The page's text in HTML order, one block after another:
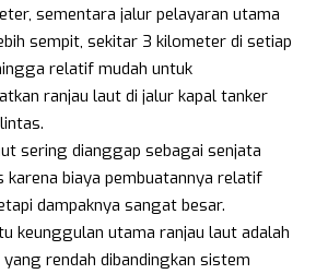
sementara jalur pelayaran utama
sempit, sekitar 3 kilometer di setiap
relatif mudah untuk
ranjau laut di jalur kapal tanker
sering dianggap sebagai senjata
biaya pembuatannya relatif
dampaknya sangat besar.
keunggulan utama ranjau laut adalah
yang rendah dibandingkan sistem